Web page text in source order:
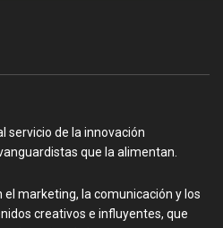
servicio de la innovación
que la alimentan.
marketing, la comunicación y los
creativos e influyentes, que